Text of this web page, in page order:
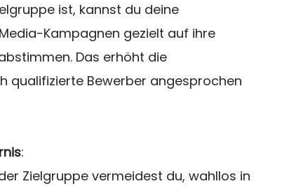
ist, kannst du deine
Kampagnen gezielt auf ihre
Das erhöht die
qualifizierte Bewerber angesprochen
:
Zielgruppe vermeidest du, wahllos in